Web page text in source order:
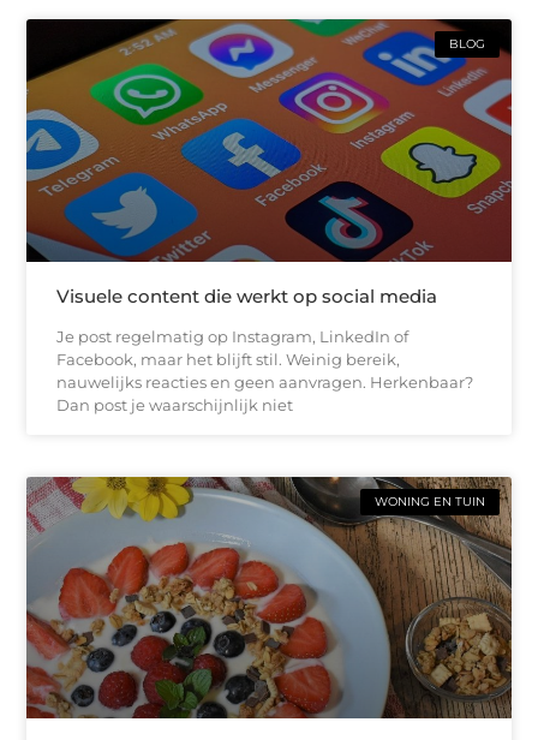
BLOG
Visuele content die werkt op social media
Je post regelmatig op Instagram, LinkedIn of
Facebook, maar het blijft stil. Weinig bereik,
nauwelijks reacties en geen aanvragen. Herkenbaar?
Dan post je waarschijnlijk niet
WONING EN TUIN